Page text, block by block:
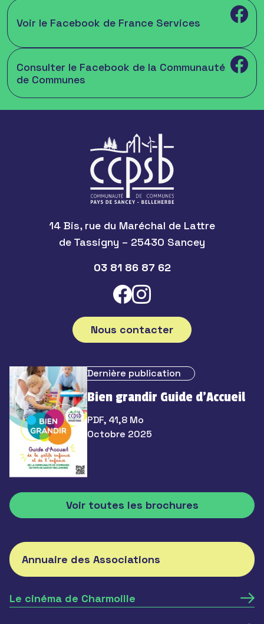
Voir le Facebook de France Services
Consulter le Facebook de la Communauté
de Communes
14 Bis, rue du Maréchal de Lattre
de Tassigny – 25430 Sancey
03 81 86 87 62
Nous contacter
Dernière publication
Bien grandir Guide d’Accueil
PDF, 41,8 Mo
Octobre 2025
Voir toutes les brochures
Annuaire des Associations
Le cinéma de Charmoille